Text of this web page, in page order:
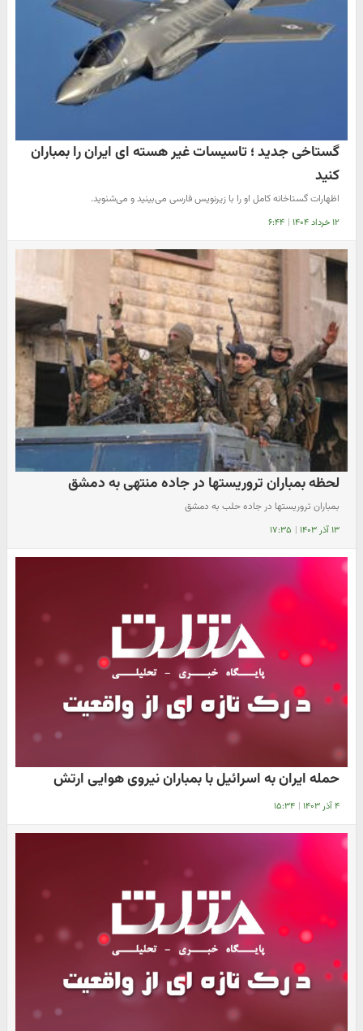
گستاخی جدید ؛ تاسیسات غیر هسته ای ایران را بمباران
کنید
اظهارات گستاخانه کامل او را با زیرنویس فارسی می‌بینید و می‌شنوید.
۱۲ خرداد ۱۴۰۴ | ۶:۴۴
لحظه بمباران تروریستها در جاده منتهی به دمشق
بمباران تروریستها در جاده حلب به دمشق
۱۳ آذر ۱۴۰۳ | ۱۷:۳۵
حمله ایران به اسرائیل با بمباران نیروی هوایی ارتش
۴ آذر ۱۴۰۳ | ۱۵:۳۴